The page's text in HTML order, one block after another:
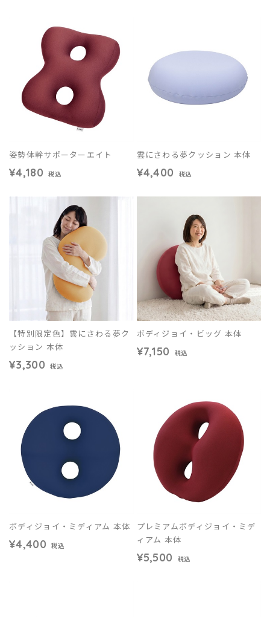
姿勢体幹サポーターエイト
¥4,180 税込
雲にさわる夢クッション 本体
¥4,400 税込
【特別限定色】雲にさわる夢ク
ッション 本体
¥3,300 税込
ボディジョイ・ビッグ 本体
¥7,150 税込
ボディジョイ・ミディアム 本体
¥4,400 税込
プレミアムボディジョイ・ミデ
ィアム 本体
¥5,500 税込